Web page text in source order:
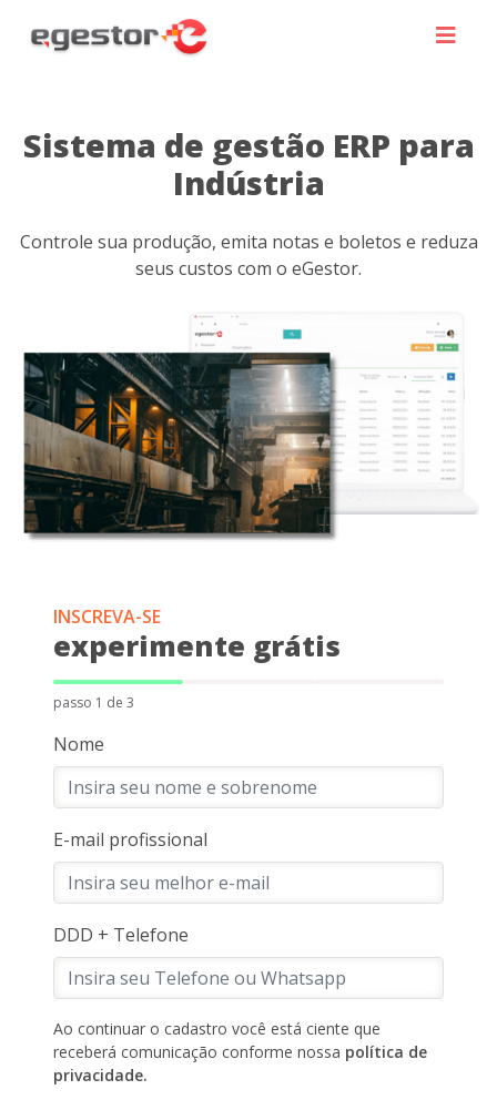
Sistema de gestão ERP para
Indústria
Controle sua produção, emita notas e boletos e reduza
seus custos com o eGestor.
INSCREVA-SE
experimente grátis
passo 1 de 3
Nome
E-mail profissional
DDD + Telefone
Ao continuar o cadastro você está ciente que
receberá comunicação conforme nossa política de
privacidade.